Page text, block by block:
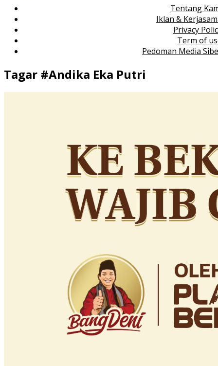
Tentang
Iklan &
Privacy
Term of
Pedoman Media
Tagar #Andika Eka Putri